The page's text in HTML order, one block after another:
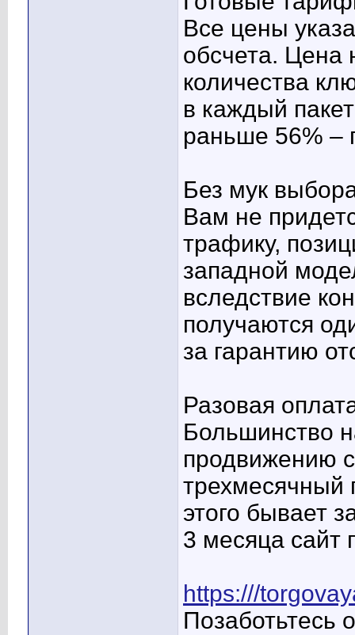
Все цены
обсчета. Цена
количества
в каждый
раньше 56% –
Без мук
Вам не
трафику,
западной
вследствие
получаются
за гарантию
Разовая
Большинство
продвижению
трехмесячный
этого бывает
3 месяца сайт
https:///
Позаботьтесь